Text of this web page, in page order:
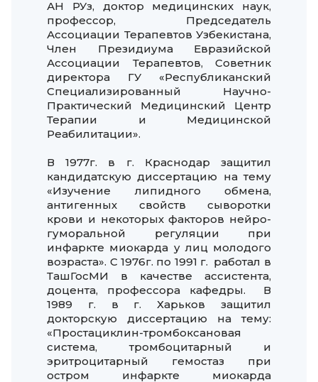
АН РУз, доктор медицинских наук,
профессор, Председатель
Ассоциации Терапевтов Узбекистана,
Член Президиума Евразийской
Ассоциации Терапевтов, Советник
директора ГУ «Республиканский
Специализированный Научно-
Практический Медицинский Центр
Терапии и Медицинской
Реабилитации».
В 1977г. в г. Краснодар защитил
кандидатскую диссертацию на тему
«Изучение липидного обмена,
антигенных свойств сыворотки
крови и некоторых факторов нейро-
гуморальной регуляции при
инфаркте миокарда у лиц молодого
возраста». С 1976г. по 1991 г. работал в
ТашГосМИ в качестве ассистента,
доцента, профессора кафедры. В
1989 г. в г. Харьков защитил
докторскую диссертацию на тему:
«Простациклин-тромбоксановая
система, тромбоцитарный и
эритроцитарный гемостаз при
остром инфаркте миокарда